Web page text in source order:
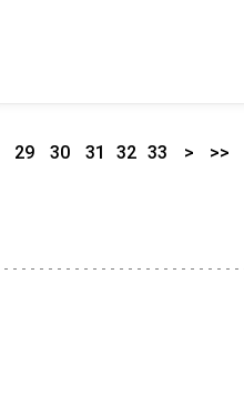
29 30 31 32 33 > >>